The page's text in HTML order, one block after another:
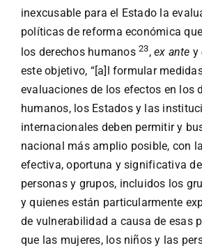
inexcusable para el Estado la
políticas de reforma económica
los derechos humanos23, ex ante y
este objetivo, “[a]l formular
evaluaciones de los efectos en los
humanos, los Estados y las
internacionales deben permitir y
nacional más amplio posible, con
efectiva, oportuna y significativa
personas y grupos, incluidos los
y quienes están particularmente
de vulnerabilidad a causa de esas
que las mujeres, los niños y las